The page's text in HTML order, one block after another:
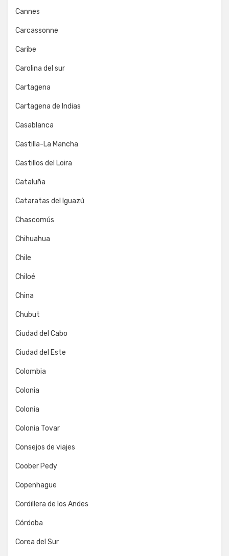
Cannes
Carcassonne
Caribe
Carolina del sur
Cartagena
Cartagena de Indias
Casablanca
Castilla-La Mancha
Castillos del Loira
Cataluña
Cataratas del Iguazú
Chascomús
Chihuahua
Chile
Chiloé
China
Chubut
Ciudad del Cabo
Ciudad del Este
Colombia
Colonia
Colonia
Colonia Tovar
Consejos de viajes
Coober Pedy
Copenhague
Cordillera de los Andes
Córdoba
Corea del Sur